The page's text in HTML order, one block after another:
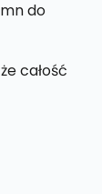
do
całość